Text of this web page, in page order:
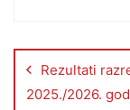
Rezultati
2025./2026.